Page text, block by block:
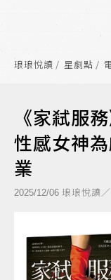
琅琅悅讀 星劇點
《家弒服
性感女神
業
2025/12/06 琅琅悅讀／